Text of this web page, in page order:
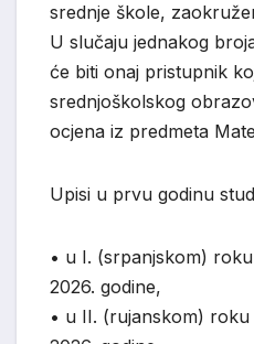
srednje škole,
U slučaju jednakog
će biti onaj pristupnik
srednjoškolskog
ocjena iz predmeta
Upisi u prvu godinu
• u I. (srpanjskom)
2026. godine,
• u II. (rujanskom) roku